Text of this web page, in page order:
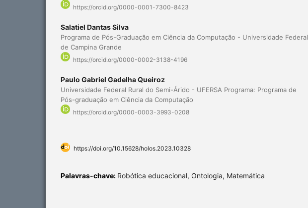
https://orcid.org/0000-0001-7300-8423
Salatiel Dantas Silva
Programa de Pós-Graduação em Ciência da Computação - Universidade Federal
de Campina Grande
https://orcid.org/0000-0002-3138-4196
Paulo Gabriel Gadelha Queiroz
Universidade Federal Rural do Semi-Árido - UFERSA Programa: Programa de
Pós-graduação em Ciência da Computação
https://orcid.org/0000-0003-3993-0208
https://doi.org/10.15628/holos.2023.10328
Palavras-chave: Robótica educacional, Ontologia, Matemática